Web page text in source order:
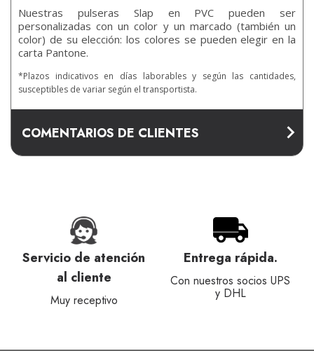
Nuestras pulseras Slap en PVC pueden ser
personalizadas con un color y un marcado (también un
color) de su elección: los colores se pueden elegir en la
carta Pantone.
*Plazos indicativos en días laborables y según las cantidades,
susceptibles de variar según el transportista.
COMENTARIOS DE CLIENTES
Servicio de atención
al cliente
Muy receptivo
Entrega rápida.
Con nuestros socios UPS
y DHL